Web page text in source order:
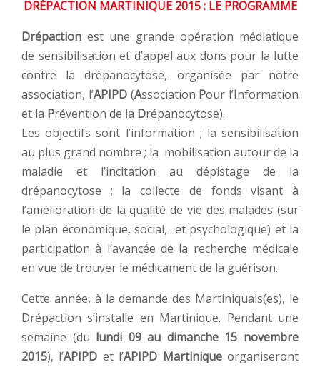
DRÉPACTION MARTINIQUE 2015 : LE PROGRAMME
Drépaction est une grande opération médiatique
de sensibilisation et d’appel aux dons pour la lutte
contre la drépanocytose, organisée par notre
association, l’APIPD(Association Pour l’Information
et la Prévention de la Drépanocytose).
Les objectifs sont l’information ; la sensibilisation
au plus grand nombre ; la mobilisation autour de la
maladie et l’incitation au dépistage de la
drépanocytose ; la collecte de fonds visant à
l’amélioration de la qualité de vie des malades (sur
le plan économique, social, et psychologique) et la
participation à l’avancée de la recherche médicale
en vue de trouver le médicament de la guérison.
Cette année, à la demande des Martiniquais(es), le
Drépaction s’installe en Martinique. Pendant une
semaine (du lundi 09 au dimanche 15 novembre
2015), l’APIPD et l’APIPD Martiniqueorganiseront